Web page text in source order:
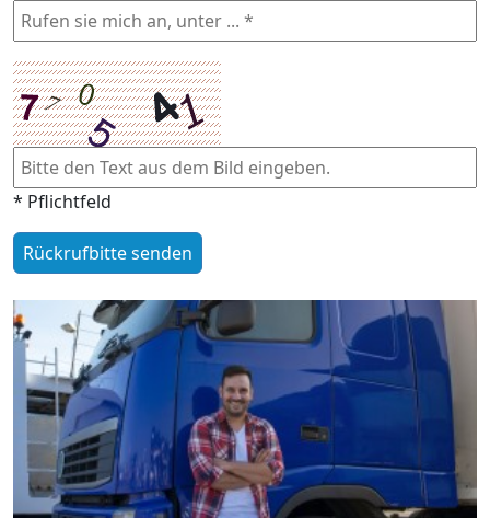
* Pflichtfeld